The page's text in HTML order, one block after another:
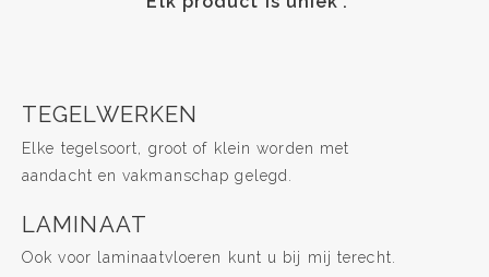
TEGELWERKEN
Elke tegelsoort, groot of klein worden met
aandacht en vakmanschap gelegd.
LAMINAAT
Ook voor laminaatvloeren kunt u bij mij terecht.